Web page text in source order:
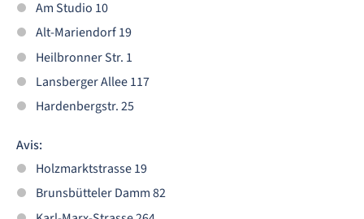
Am Studio 10
Alt-Mariendorf 19
Heilbronner Str. 1
Lansberger Allee 117
Hardenbergstr. 25
Avis:
Holzmarktstrasse 19
Brunsbütteler Damm 82